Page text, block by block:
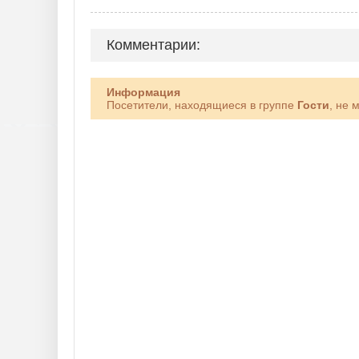
Комментарии:
Информация
Посетители, находящиеся в группе Гости , не